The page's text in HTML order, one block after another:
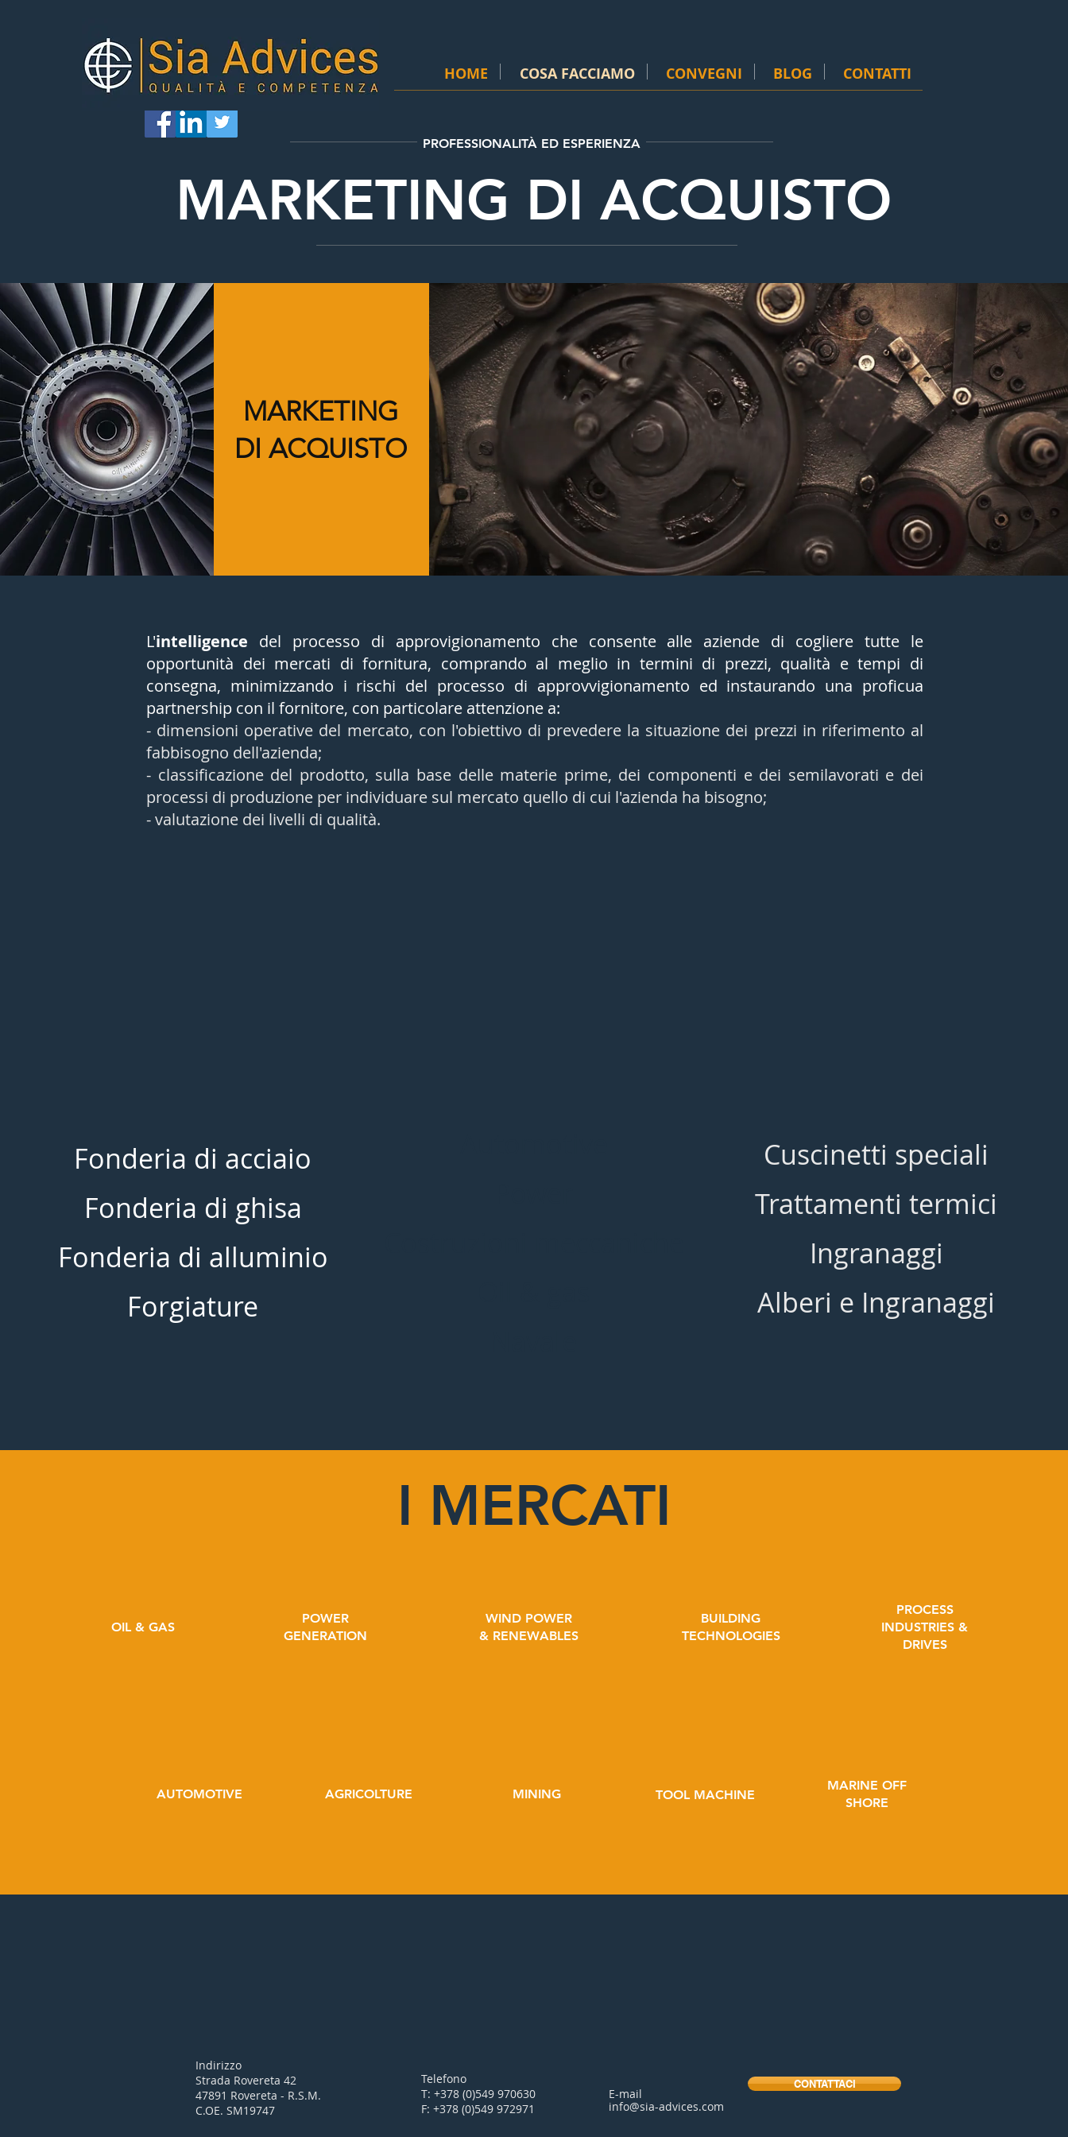
HOME COSA FACCIAMO CONVEGNI BLOG CONTATTI
PROFESSIONALITÀ ED ESPERIENZA
MARKETING DI ACQUISTO
MARKETING
DI ACQUISTO
L'intelligence del processo di approvigionamento che consente alle aziende di cogliere tutte le
opportunità dei mercati di fornitura, comprando al meglio in termini di prezzi, qualità e tempi di
consegna, minimizzando i rischi del processo di approvvigionamento ed instaurando una proficua
partnership con il fornitore, con particolare attenzione a:
- dimensioni operative del mercato, con l'obiettivo di prevedere la situazione dei prezzi in riferimento al
fabbisogno dell'azienda;
- classificazione del prodotto, sulla base delle materie prime, dei componenti e dei semilavorati e dei
processi di produzione per individuare sul mercato quello di cui l'azienda ha bisogno;
- valutazione dei livelli di qualità.
Fonderia di acciaio
Fonderia di ghisa
Fonderia di alluminio
Forgiature
Cuscinetti speciali
Trattamenti termici
Ingranaggi
Alberi e Ingranaggi
I MERCATI
OIL & GAS
POWER
GENERATION
AUTOMOTIVE AGRICOLTURE
WIND POWER
& RENEWABLES
MINING
BUILDING
TECHNOLOGIES
TOOL MACHINE
PROCESS
INDUSTRIES &
DRIVES
MARINE OFF
SHORE
Indirizzo
Strada Rovereta 42
47891 Rovereta - R.S.M.
C.OE. SM19747
Telefono
T: +378 (0)549 970630
F: +378 (0)549 972971
E-mail
info@sia-advices.com
CONTATTACI